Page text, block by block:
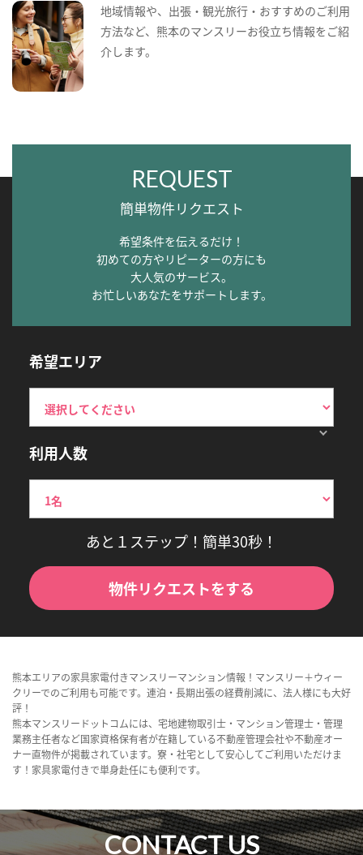
地域情報や、出張・観光旅行・おすすめのご利用
方法など、熊本のマンスリーお役立ち情報をご紹
介します。
REQUEST
簡単物件リクエスト
希望条件を伝えるだけ！
初めての方やリピーターの方にも
大人気のサービス。
お忙しいあなたをサポートします。
希望エリア
利用人数
あと１ステップ！簡単30秒！
物件リクエストをする
熊本エリアの家具家電付きマンスリーマンション情報！マンスリー＋ウィー
クリーでのご利用も可能です。連泊・長期出張の経費削減に、法人様にも大好
評！
熊本マンスリードットコムには、宅地建物取引士・マンション管理士・管理
業務主任者など国家資格保有者が在籍している不動産管理会社や不動産オー
ナー直物件が掲載されています。寮・社宅として安心してご利用いただけま
す！家具家電付きで単身赴任にも便利です。
CONTACT US